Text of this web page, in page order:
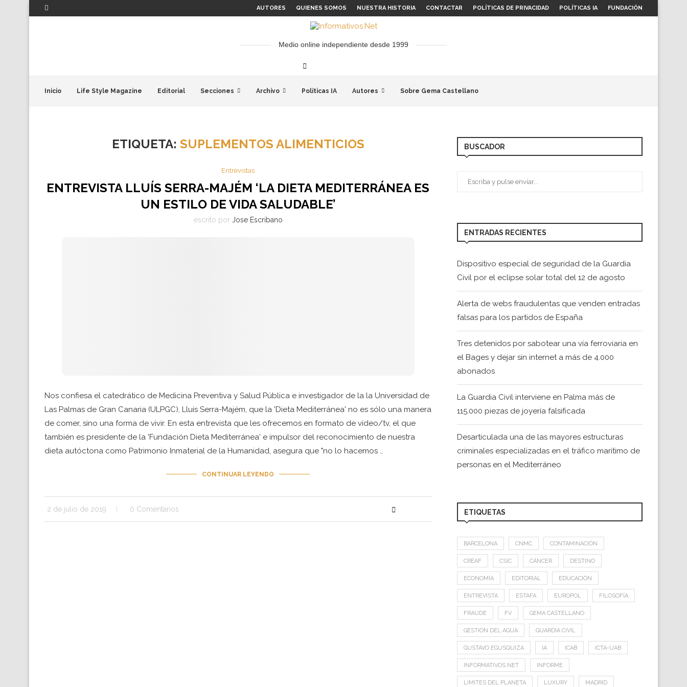
AUTORES QUIENES SOMOS NUESTRA HISTORIA CONTACTAR POLÍTICAS DE PRIVACIDAD POLÍTICAS IA FUNDACIÓN
Medio online independiente desde 1999
Inicio Life Style Magazine Editorial Secciones Archivo Políticas IA Autores Sobre Gema Castellano
ETIQUETA: SUPLEMENTOS ALIMENTICIOS
Entrevistas
ENTREVISTA LLUÍS SERRA-MAJÉM ‘LA DIETA MEDITERRÁNEA ES
UN ESTILO DE VIDA SALUDABLE’
escrito por Jose Escribano
Nos confiesa el catedrático de Medicina Preventiva y Salud Pública e investigador de la la Universidad de
Las Palmas de Gran Canaria (ULPGC), Lluís Serra-Majém, que la 'Dieta Mediterránea' no es sólo una manera
de comer, sino una forma de vivir. En esta entrevista que les ofrecemos en formato de vídeo/tv, el que
también es presidente de la 'Fundación Dieta Mediterránea' e impulsor del reconocimiento de nuestra
dieta autóctona como Patrimonio Inmaterial de la Humanidad, asegura que "no lo hacemos …
CONTINUAR LEYENDO
2 de julio de 2019 0 Comentarios
BUSCADOR
ENTRADAS RECIENTES
Dispositivo especial de seguridad de la Guardia
Civil por el eclipse solar total del 12 de agosto
Alerta de webs fraudulentas que venden entradas
falsas para los partidos de España
Tres detenidos por sabotear una vía ferroviaria en
el Bages y dejar sin internet a más de 4.000
abonados
La Guardia Civil interviene en Palma más de
115.000 piezas de joyería falsificada
Desarticulada una de las mayores estructuras
criminales especializadas en el tráfico marítimo de
personas en el Mediterráneo
ETIQUETAS
BARCELONA CNMC CONTAMINACIÓN
CREAF CSIC CÁNCER DESTINO
ECONOMÍA EDITORIAL EDUCACIÓN
ENTREVISTA ESTAFA EUROPOL FILOSOFÍA
FRAUDE FV GEMA CASTELLANO
GESTION DEL AGUA GUARDIA CIVIL
GUSTAVO EGUSQUIZA IA ICAB ICTA-UAB
INFORMATIVOS.NET INFORME
LIMITES DEL PLANETA LUXURY MADRID